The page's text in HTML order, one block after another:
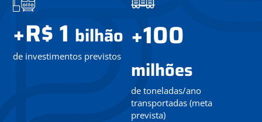
+R$ 1 bilhão
de investimentos previstos
+100
milhões
de toneladas/ano
transportadas (meta
prevista)